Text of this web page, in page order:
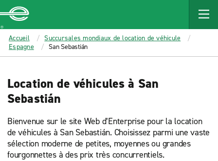
MAIN
CONTENT
Enterprise
Accueil
Succursales mondiaux de location de véhicule
Espagne
San Sebastián
Location de véhicules à San
Sebastián
Bienvenue sur le site Web d’Enterprise pour la location
de véhicules à San Sebastián. Choisissez parmi une vaste
sélection moderne de petites, moyennes ou grandes
fourgonnettes à des prix très concurrentiels.